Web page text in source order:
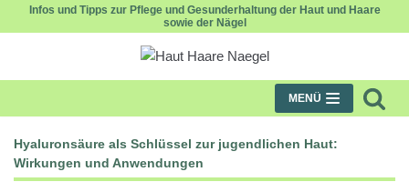
Infos und Tipps zur Pflege und Gesunderhaltung der Haut und Haare
sowie der Nägel
MENÜ
Hyaluronsäure als Schlüssel zur jugendlichen Haut:
Wirkungen und Anwendungen